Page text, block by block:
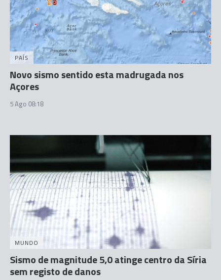
PAÍS
Novo sismo sentido esta madrugada nos
Açores
5 Ago 08:18
MUNDO
Sismo de magnitude 5,0 atinge centro da Síria
sem registo de danos